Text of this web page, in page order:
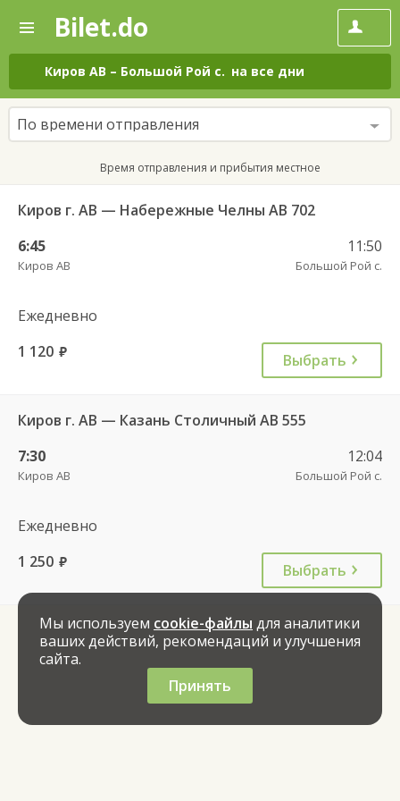
—
Поиск
и
покупка
билетов
на
автобус
онлайн
Bilet.do
Киров АВ – Большой Рой с. на все дни
По времени отправления
Время отправления и прибытия местное
Киров г. АВ — Набережные Челны АВ 702
6:45
Киров АВ
11:50
Большой Рой с.
Ежедневно
1 120 руб. Выбрать
Киров г. АВ — Казань Столичный АВ 555
7:30
Киров АВ
12:04
Большой Рой с.
Ежедневно
1 250 руб. Выбрать
Мы используем cookie-файлы для аналитики
ваших действий, рекомендаций и улучшения
сайта.
Принять